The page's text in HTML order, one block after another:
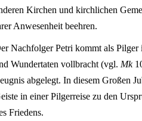
Kirchen und kirchlichen
Anwesenheit beehren.
Nachfolger Petri kommt als Pilger
Wundertaten vollbracht (vgl. Mk
abgelegt. In diesem Großen
in einer Pilgerreise zu den
Friedens.